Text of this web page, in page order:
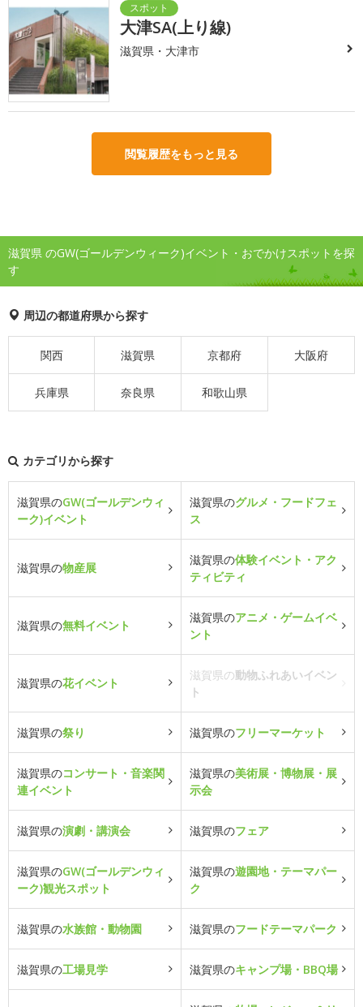
大津SA(上り線)
滋賀県・大津市
閲覧履歴をもっと見る
滋賀県 のGW(ゴールデンウィーク)イベント・おでかけスポットを探
す
周辺の都道府県から探す
関西 滋賀県 京都府 大阪府
兵庫県 奈良県 和歌山県
カテゴリから探す
滋賀県のGW(ゴールデンウィ
ーク)イベント
滋賀県のグルメ・フードフェ
ス
滋賀県の物産展
滋賀県の体験イベント・アク
ティビティ
滋賀県の無料イベント
滋賀県のアニメ・ゲームイベ
ント
滋賀県の花イベント
滋賀県の動物ふれあいイベン
ト
滋賀県の祭り 滋賀県のフリーマーケット
滋賀県のコンサート・音楽関
連イベント
滋賀県の美術展・博物展・展
示会
滋賀県の演劇・講演会 滋賀県のフェア
滋賀県のGW(ゴールデンウィ
ーク)観光スポット
滋賀県の遊園地・テーマパー
ク
滋賀県の水族館・動物園 滋賀県のフードテーマパーク
滋賀県の工場見学 滋賀県のキャンプ場・BBQ場